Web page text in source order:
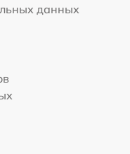
данных